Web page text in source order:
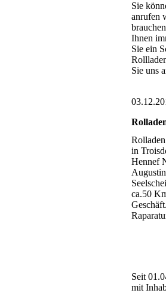
Sie
anrufen
Ihnen
Sie ein
Sie uns
in
Hennef
ca.50
Seit
mit